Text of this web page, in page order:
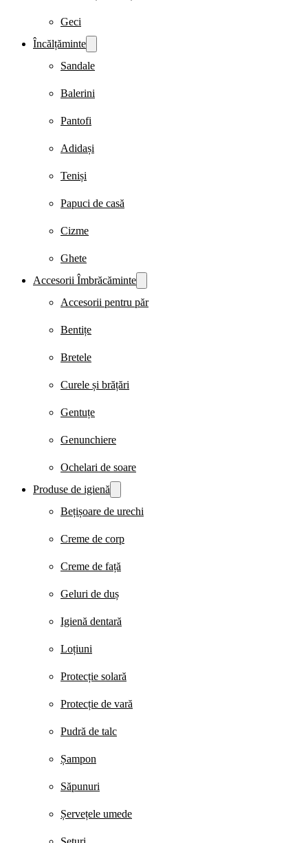
Geci
Încălțăminte
Sandale
Balerini
Pantofi
Adidași
Teniși
Papuci de casă
Cizme
Ghete
Accesorii Îmbrăcăminte
Accesorii pentru păr
Bentițe
Bretele
Curele și brățări
Gentuțe
Genunchiere
Ochelari de soare
Produse de igienă
Bețișoare de urechi
Creme de corp
Creme de față
Geluri de duș
Igienă dentară
Loțiuni
Protecție solară
Protecție de vară
Pudră de talc
Șampon
Săpunuri
Șervețele umede